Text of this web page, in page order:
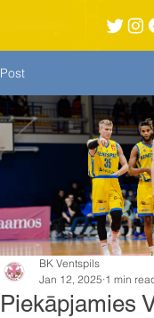
Post
Piekāpjamies
BK Ventspils
Jan 12, 2025 1 min